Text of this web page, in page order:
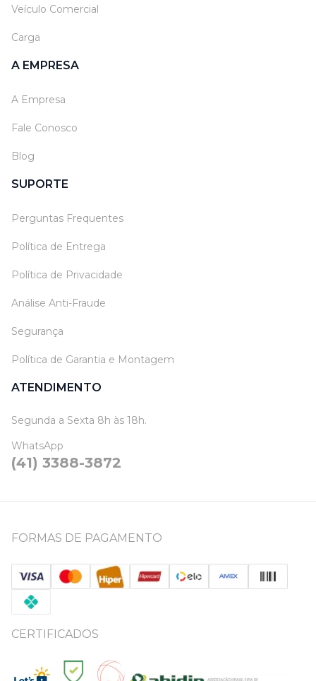
Veículo Comercial
Carga
A EMPRESA
A Empresa
Fale Conosco
Blog
SUPORTE
Perguntas Frequentes
Política de Entrega
Política de Privacidade
Análise Anti-Fraude
Segurança
Política de Garantia e Montagem
ATENDIMENTO
Segunda a Sexta 8h às 18h.
WhatsApp
(41) 3388-3872
FORMAS DE PAGAMENTO
CERTIFICADOS